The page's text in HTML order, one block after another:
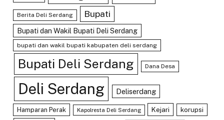
Berita Deli Serdang Bupati
Bupati dan Wakil Bupati Deli Serdang
bupati dan wakil bupati kabupaten deli serdang
Bupati Deli Serdang Dana Desa
Deli Serdang Deliserdang
Hamparan Perak Kapolresta Deli Serdang Kejari korupsi